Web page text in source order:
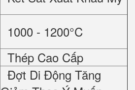
1000 - 1200°C
Thép Cao Cấp
Đợt Di Động Tăng